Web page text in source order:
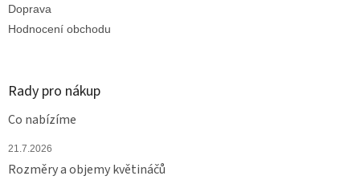
Doprava
Hodnocení obchodu
Rady pro nákup
Co nabízíme
21.7.2026
Rozměry a objemy květináčů